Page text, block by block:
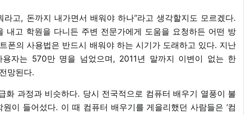
라고, 돈까지 내가면서 배워야 하나”라고 생각할지도 모르겠다.
내고 학원을 다니든 주변 전문가에게 도움을 요청하든 어떤 방
폰의 사용법은 반드시 배워야 하는 시기가 도래하고 있다. 지난
자는 570만 명을 넘었으며, 2011년 말까지 이변이 없는 한
망된다.
화 과정과 비슷하다. 당시 전국적으로 컴퓨터 배우기 열풍이 불
이 들어섰다. 이 때 컴퓨터 배우기를 게을리했던 사람들은 ‘컴